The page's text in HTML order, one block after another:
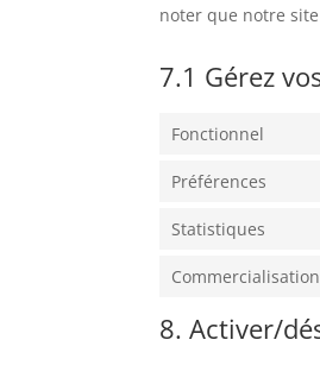
noter que notre
7.1 Gérez
Fonctionnel
Préférences
Statistiques
Commercialisation
8. Activer/